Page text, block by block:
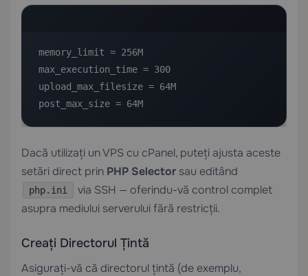
memory_limit = 256M
max_execution_time = 300
upload_max_filesize = 64M
post_max_size = 64M
Dacă utilizați unVPS cu cPanel, puteți ajusta aceste
setări direct prin PHP Selector sau editând
php.ini
via SSH — oferindu-vă control complet
asupra mediului serverului fără restricții.
Creați Directorul Țintă
Asigurați-vă că directorul țintă (de exemplu,